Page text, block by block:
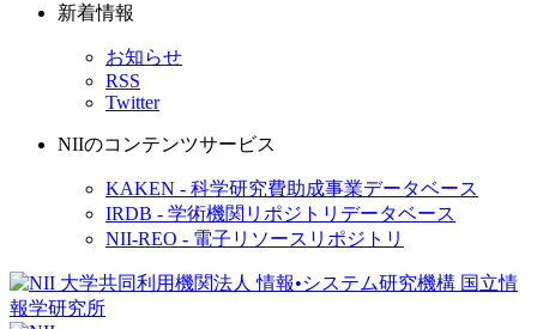
新着情報
お知らせ
RSS
Twitter
NIIのコンテンツサービス
KAKEN - 科学研究費助成事業データベース
IRDB - 学術機関リポジトリデータベース
NII-REO - 電子リソースリポジトリ